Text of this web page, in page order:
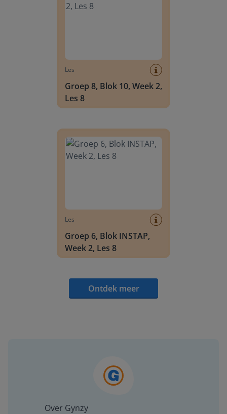
Les
Groep 8, Blok 10, Week 2,
Les 8
Les
Groep 6, Blok INSTAP,
Week 2, Les 8
Ontdek meer
Over Gynzy